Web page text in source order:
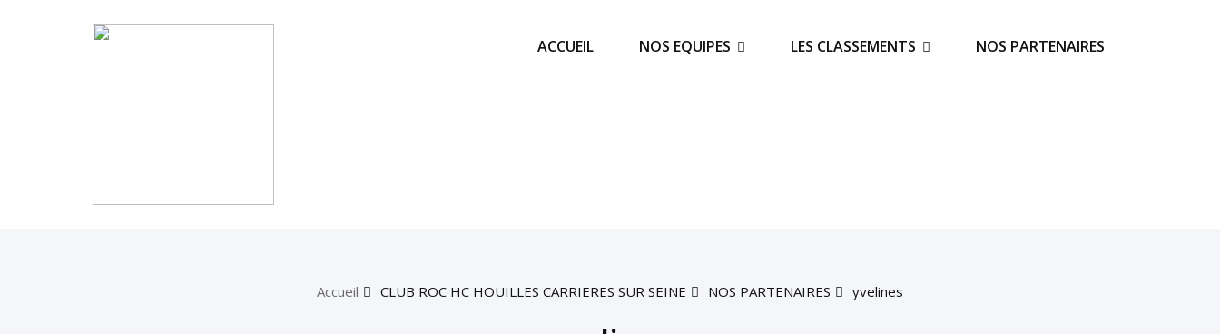
ACCUEIL NOS EQUIPES LES CLASSEMENTS NOS PARTENAIRES
Accueil CLUB ROC HC HOUILLES CARRIERES SUR SEINE NOS PARTENAIRES yvelines